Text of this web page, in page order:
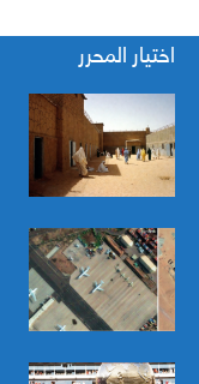
اختيار المحرر